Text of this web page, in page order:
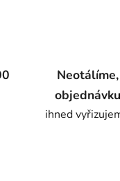
Neotálíme,
objednávku
ihned